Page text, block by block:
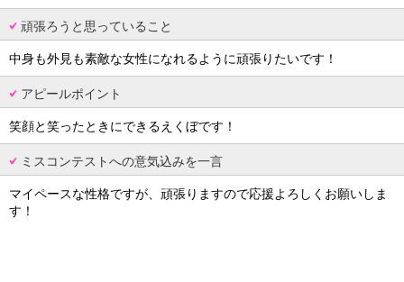
頑張ろうと思っていること
中身も外見も素敵な女性になれるように頑張りたいです！
アピールポイント
笑顔と笑ったときにできるえくぼです！
ミスコンテストへの意気込みを一言
マイペースな性格ですが、頑張りますので応援よろしくお願いしま
す！